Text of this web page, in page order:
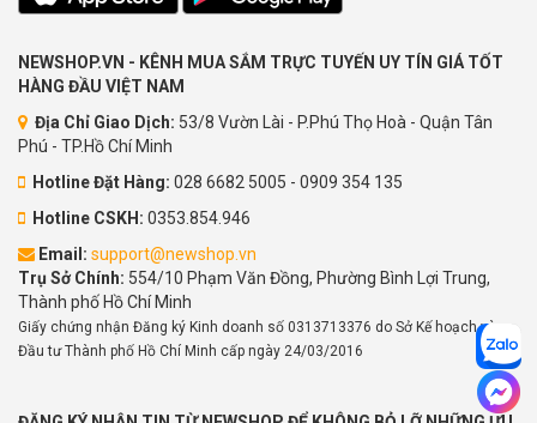
NEWSHOP.VN - KÊNH MUA SẮM TRỰC TUYẾN UY TÍN GIÁ TỐT
HÀNG ĐẦU VIỆT NAM
Địa Chỉ Giao Dịch: 53/8 Vườn Lài - P.Phú Thọ Hoà - Quận Tân
Phú - TP.Hồ Chí Minh
Hotline Đặt Hàng: 028 6682 5005 - 0909 354 135
Hotline CSKH: 0353.854.946
Email: support@newshop.vn
Trụ Sở Chính: 554/10 Phạm Văn Đồng, Phường Bình Lợi Trung,
Thành phố Hồ Chí Minh
Giấy chứng nhận Đăng ký Kinh doanh số 0313713376 do Sở Kế hoạch và
Đầu tư Thành phố Hồ Chí Minh cấp ngày 24/03/2016